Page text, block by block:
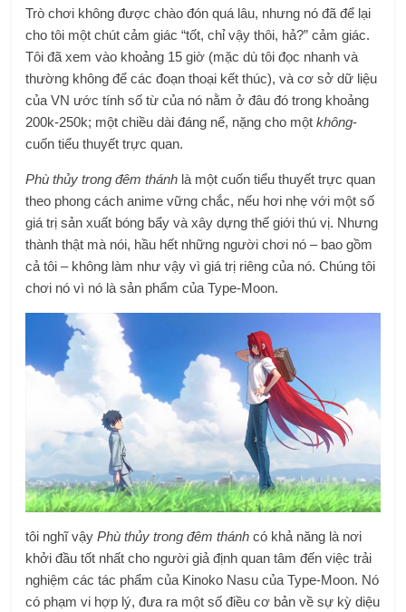
Trò chơi không được chào đón quá lâu, nhưng nó đã để lại
cho tôi một chút cảm giác “tốt, chỉ vậy thôi, hả?” cảm giác.
Tôi đã xem vào khoảng 15 giờ (mặc dù tôi đọc nhanh và
thường không để các đoạn thoại kết thúc), và cơ sở dữ liệu
của VN ước tính số từ của nó nằm ở đâu đó trong khoảng
200k-250k; một chiều dài đáng nể, nặng cho mộtkhông-
cuốn tiểu thuyết trực quan.
Phù thủy trong đêm thánh là một cuốn tiểu thuyết trực quan
theo phong cách anime vững chắc, nếu hơi nhẹ với một số
giá trị sản xuất bóng bẩy và xây dựng thế giới thú vị. Nhưng
thành thật mà nói, hầu hết những người chơi nó – bao gồm
cả tôi – không làm như vậy vì giá trị riêng của nó. Chúng tôi
chơi nó vì nó là sản phẩm của Type-Moon.
tôi nghĩ vậyPhù thủy trong đêm thánh có khả năng là nơi
khởi đầu tốt nhất cho người giả định quan tâm đến việc trải
nghiệm các tác phẩm của Kinoko Nasu của Type-Moon. Nó
có phạm vi hợp lý, đưa ra một số điều cơ bản về sự kỳ diệu